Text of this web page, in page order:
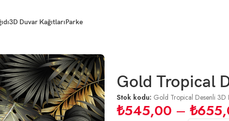
3D Duvar KağıtlarıParke
Gold Tropical
Stok kodu: Gold Tropical Desenli 3D
₺545,00 – ₺